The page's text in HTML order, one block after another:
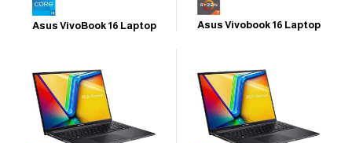
Asus Vivobook 16 Laptop
Asus VivoBook 16 Laptop